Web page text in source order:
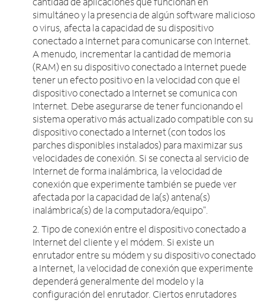
simultáneo y la presencia de algún software malicioso
o virus, afecta la capacidad de su dispositivo
conectado a Internet para comunicarse con Internet.
A menudo, incrementar la cantidad de memoria
(RAM) en su dispositivo conectado a Internet puede
tener un efecto positivo en la velocidad con que el
dispositivo conectado a Internet se comunica con
Internet. Debe asegurarse de tener funcionando el
sistema operativo más actualizado compatible con su
dispositivo conectado a Internet (con todos los
parches disponibles instalados) para maximizar sus
velocidades de conexión. Si se conecta al servicio de
Internet de forma inalámbrica, la velocidad de
conexión que experimente también se puede ver
afectada por la capacidad de la(s) antena(s)
inalámbrica(s) de la computadora/equipo".
2. Tipo de conexión entre el dispositivo conectado a
Internet del cliente y el módem. Si existe un
enrutador entre su módem y su dispositivo conectado
a Internet, la velocidad de conexión que experimente
dependerá generalmente del modelo y la
configuración del enrutador. Ciertos enrutadores